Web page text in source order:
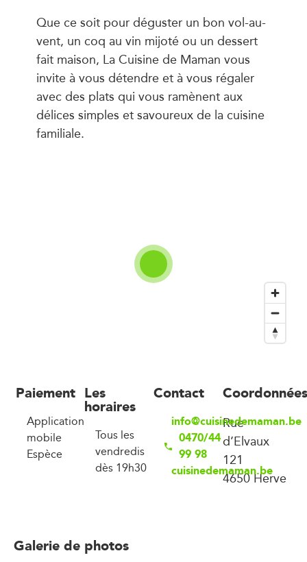
Que ce soit pour déguster un bon vol-au-
vent, un coq au vin mijoté ou un dessert
fait maison, La Cuisine de Maman vous
invite à vous détendre et à vous régaler
avec des plats qui vous ramènent aux
délices simples et savoureux de la cuisine
familiale.
Paiement
Application
mobile
Espèce
Les
horaires
Tous les
vendredis
dès 19h30
Contact
info@cuisinedemaman.be
0470/44
99 98
cuisinedemaman.be
Coordonnées
Rue
d’Elvaux
121
4650 Herve
Galerie de photos